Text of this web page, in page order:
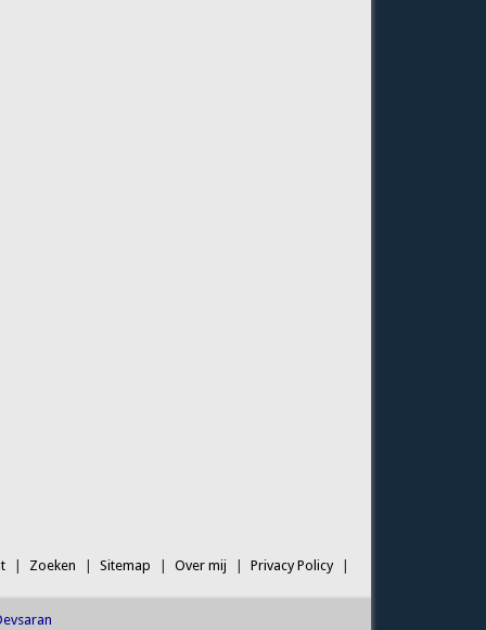
Zoeken Sitemap Over mij Privacy Policy